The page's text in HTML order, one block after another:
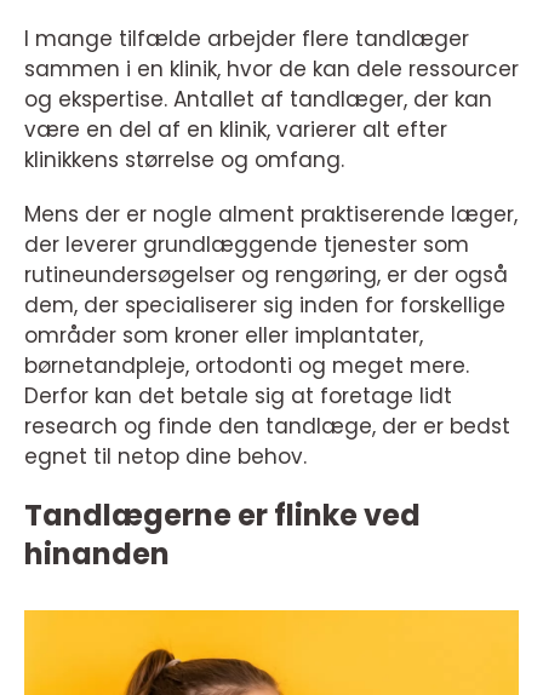
I mange tilfælde arbejder flere tandlæger
sammen i en klinik, hvor de kan dele ressourcer
og ekspertise. Antallet af tandlæger, der kan
være en del af en klinik, varierer alt efter
klinikkens størrelse og omfang.
Mens der er nogle alment praktiserende læger,
der leverer grundlæggende tjenester som
rutineundersøgelser og rengøring, er der også
dem, der specialiserer sig inden for forskellige
områder som kroner eller implantater,
børnetandpleje, ortodonti og meget mere.
Derfor kan det betale sig at foretage lidt
research og finde den tandlæge, der er bedst
egnet til netop dine behov.
Tandlægerne er flinke ved
hinanden